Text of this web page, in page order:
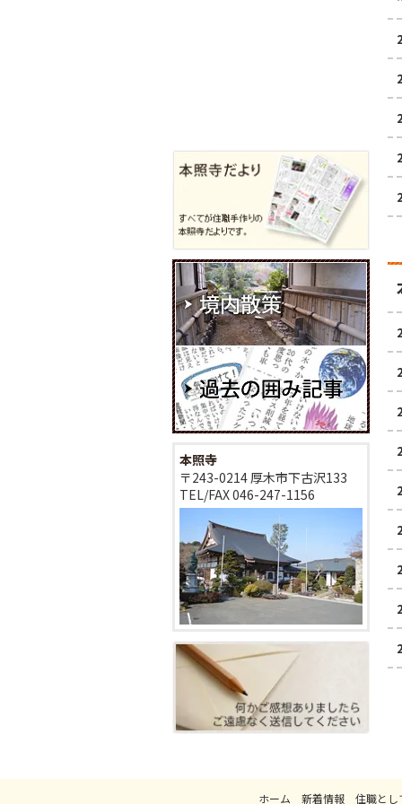
本照寺
〒243-0214 厚木市下古沢133
TEL/FAX046-247-1156
ホーム 新着情報 住職とし